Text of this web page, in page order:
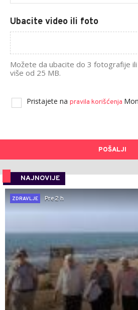
Ubacite video ili foto
Možete da ubacite do 3 fotografije
više od 25 MB.
Pristajete na pravila korišćenja
POŠALJI
NAJNOVIJE
ZDRAVLJE
Pre 2 h